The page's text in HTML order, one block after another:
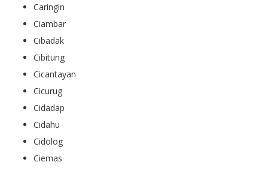
Caringin
Ciambar
Cibadak
Cibitung
Cicantayan
Cicurug
Cidadap
Cidahu
Cidolog
Ciemas